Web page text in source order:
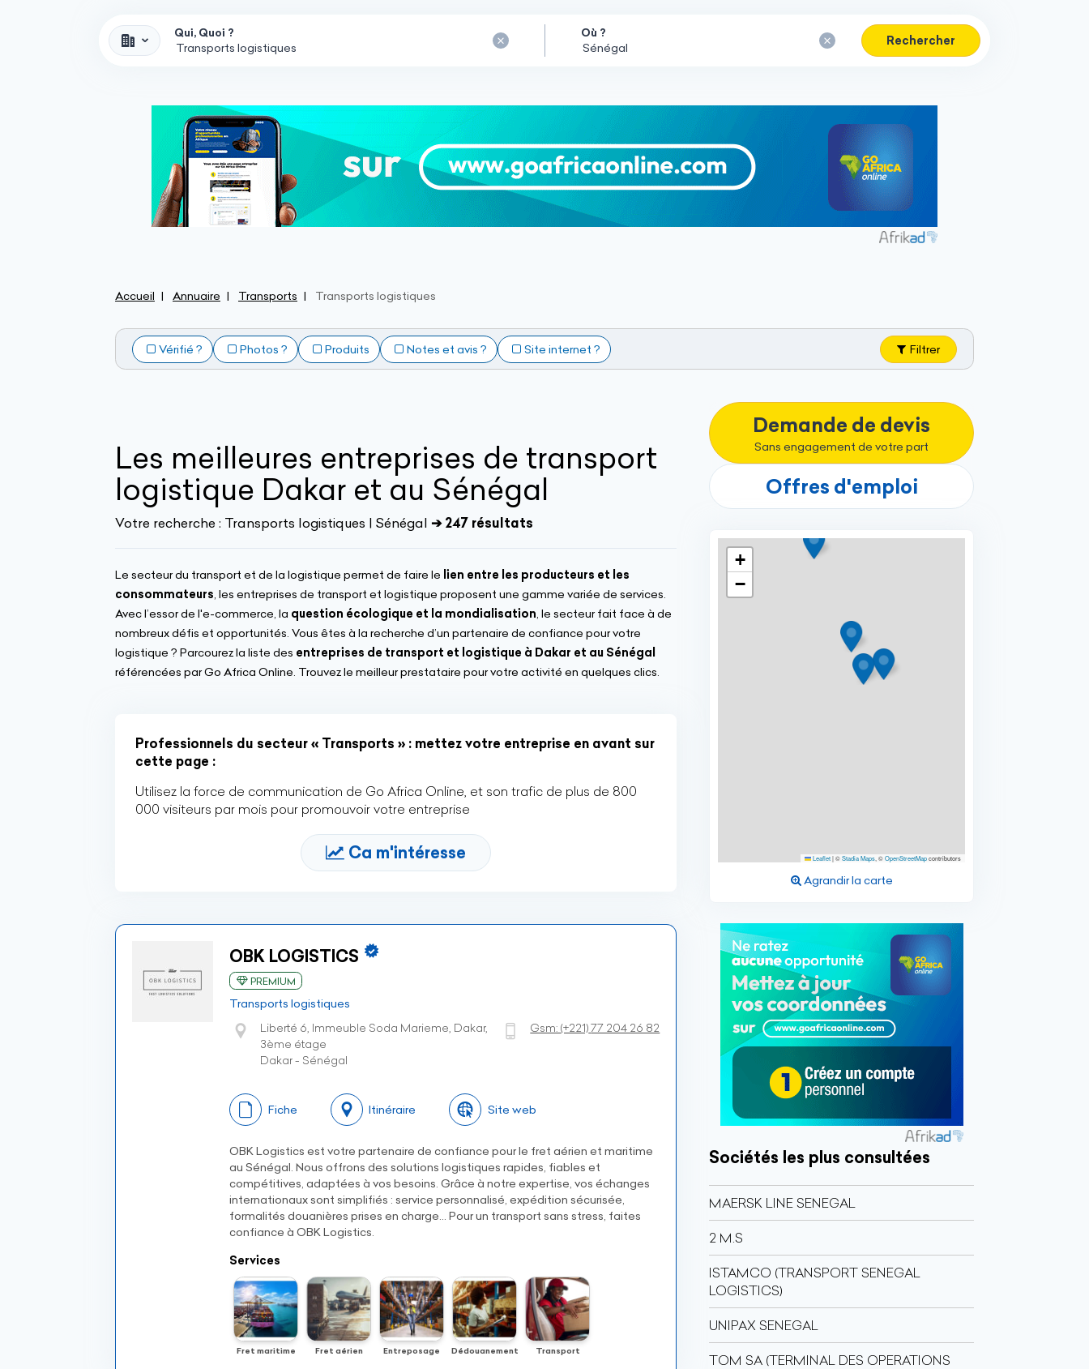
Qui, Quoi ? Où ?
Rechercher
Accueil Annuaire Transports Transports logistiques
Vérifié ? Photos ? Produits Notes et avis ? Site internet ? Filtrer
Les meilleures entreprises de transport
logistique Dakar et au Sénégal
Votre recherche : Transports logistiques | Sénégal ➔ 247 résultats
Le secteur du transport et de la logistique permet de faire le lien entre les producteurs et les
consommateurs, les entreprises de transport et logistique proposent une gamme variée de services.
Avec l’essor de l'e-commerce, la question écologique et la mondialisation, le secteur fait face à de
nombreux défis et opportunités. Vous êtes à la recherche d’un partenaire de confiance pour votre
logistique ? Parcourez la liste des entreprises de transport et logistique à Dakar et au Sénégal
référencées par Go Africa Online. Trouvez le meilleur prestataire pour votre activité en quelques clics.
Professionnels du secteur « Transports » : mettez votre entreprise en avant sur
cette page :
Utilisez la force de communication de Go Africa Online, et son trafic de plus de 800
000 visiteurs par mois pour promouvoir votre entreprise
Ca m'intéresse
OBK LOGISTICS
PREMIUM
Transports logistiques
Liberté 6, Immeuble Soda Marieme, Dakar,
3ème étage
Dakar - Sénégal
Gsm:(+221)77 204 26 82
Fiche Itinéraire Site web
OBK Logistics est votre partenaire de confiance pour le fret aérien et maritime
au Sénégal. Nous offrons des solutions logistiques rapides, fiables et
compétitives, adaptées à vos besoins. Grâce à notre expertise, vos échanges
internationaux sont simplifiés : service personnalisé, expédition sécurisée,
formalités douanières prises en charge… Pour un transport sans stress, faites
confiance à OBK Logistics.
Services
Fret maritime Fret aérien Entreposage Dédouanement Transport
Demande de devis
Sans engagement de votre part
Offres d'emploi
+
−
Leaflet|©Stadia Maps, ©OpenStreetMapcontributors
Agrandir la carte
Sociétés les plus consultées
MAERSK LINE SENEGAL
2 M.S
ISTAMCO (TRANSPORT SENEGAL
LOGISTICS)
UNIPAX SENEGAL
TOM SA (TERMINAL DES OPERATIONS